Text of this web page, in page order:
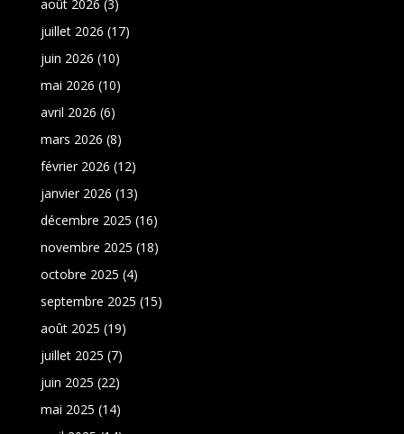
août 2026 (3)
juillet 2026 (17)
juin 2026 (10)
mai 2026 (10)
avril 2026 (6)
mars 2026 (8)
février 2026 (12)
janvier 2026 (13)
décembre 2025 (16)
novembre 2025 (18)
octobre 2025 (4)
septembre 2025 (15)
août 2025 (19)
juillet 2025 (7)
juin 2025 (22)
mai 2025 (14)